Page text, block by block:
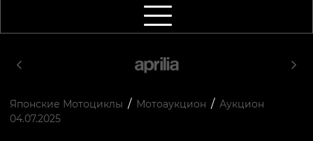
Японские Мотоциклы / Мотоаукцион / Аукцион
04.07.2025